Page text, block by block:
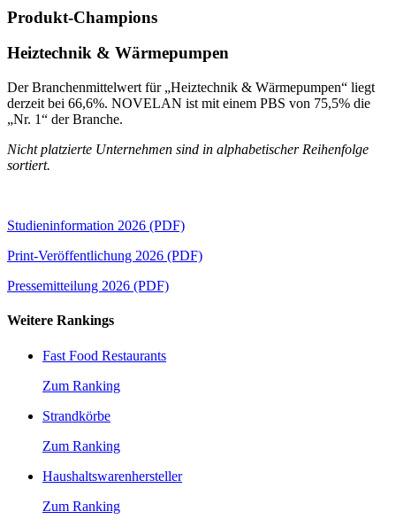
Produkt-Champions
Heiztechnik & Wärmepumpen
Der Branchenmittelwert für „Heiztechnik & Wärmepumpen“ liegt
derzeit bei 66,6%. NOVELAN ist mit einem PBS von 75,5% die
„Nr. 1“ der Branche.
Nicht platzierte Unternehmen sind in alphabetischer Reihenfolge
sortiert.
Studieninformation 2026 (PDF)
Print-Veröffentlichung 2026 (PDF)
Pressemitteilung 2026 (PDF)
Weitere Rankings
Fast Food Restaurants
Zum Ranking
Strandkörbe
Zum Ranking
Haushaltswarenhersteller
Zum Ranking